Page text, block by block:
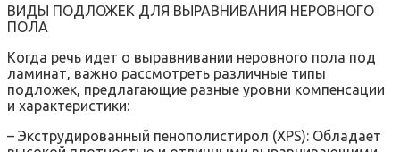
ВИДЫ ПОДЛОЖЕК ДЛЯ ВЫРАВНИВАНИЯ НЕРОВНОГО
ПОЛА
Когда речь идет о выравнивании неровного пола под
ламинат‚ важно рассмотреть различные типы
подложек‚ предлагающие разные уровни компенсации
и характеристики:
– Экструдированный пенополистирол (XPS): Обладает